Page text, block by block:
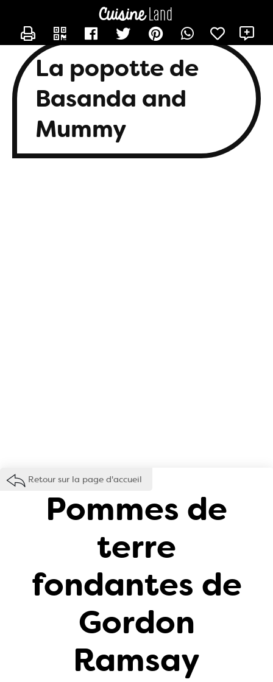
La popotte de
Basanda and
Mummy
Retour sur la page d'accueil
Pommes de
terre
fondantes de
Gordon
Ramsay
CONTACTER BASANDA